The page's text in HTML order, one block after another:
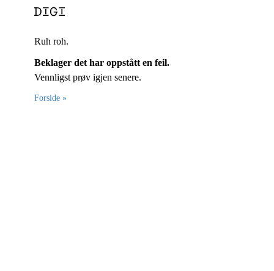
Ruh roh.
Beklager det har oppstått en feil.
Vennligst prøv igjen senere.
Forside »